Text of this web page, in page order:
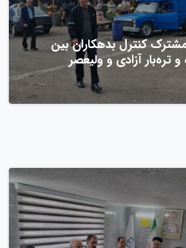
کنترل بدهکاران بین
تره‌بار آزادی و ولیعصر
0